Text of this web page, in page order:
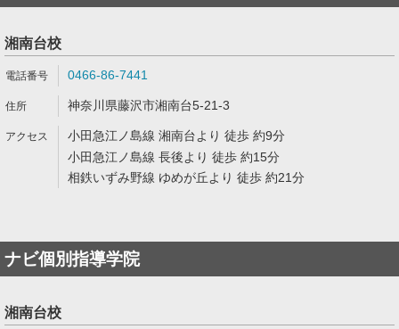
湘南台校
0466-86-7441
神奈川県藤沢市湘南台5-21-3
小田急江ノ島線 湘南台より 徒歩 約9分
小田急江ノ島線 長後より 徒歩 約15分
相鉄いずみ野線 ゆめが丘より 徒歩 約21分
ナビ個別指導学院
湘南台校